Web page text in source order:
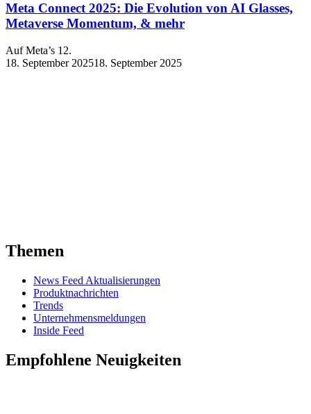
Meta Connect 2025: Die Evolution von AI Glasses,
Metaverse Momentum, & mehr
Auf Meta’s 12.
18. September 202518. September 2025
Themen
News Feed Aktualisierungen
Produktnachrichten
Trends
Unternehmensmeldungen
Inside Feed
Empfohlene Neuigkeiten